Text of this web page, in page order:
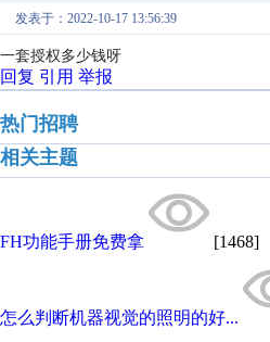
发表于：2022-10-17 13:56:39
一套授权多少钱呀
回复 引用 举报
热门招聘
相关主题
FH功能手册免费拿 [1468]
怎么判断机器视觉的照明的好...